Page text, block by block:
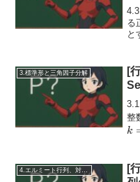
る
と
3.標準形と三角因子分解
[
整
k
[